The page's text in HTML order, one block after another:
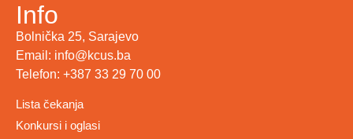
Info
Bolnička 25, Sarajevo
Email: info@kcus.ba
Telefon: +387 33 29 70 00
Lista čekanja
Konkursi i oglasi